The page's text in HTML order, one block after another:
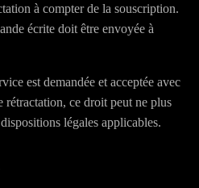
à compter de la souscription.
écrite doit être envoyée à
est demandée et acceptée avec
rétractation, ce droit peut ne plus
légales applicables.